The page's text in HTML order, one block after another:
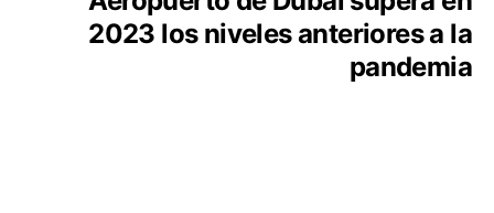
2023 los niveles anteriores a la
pandemia